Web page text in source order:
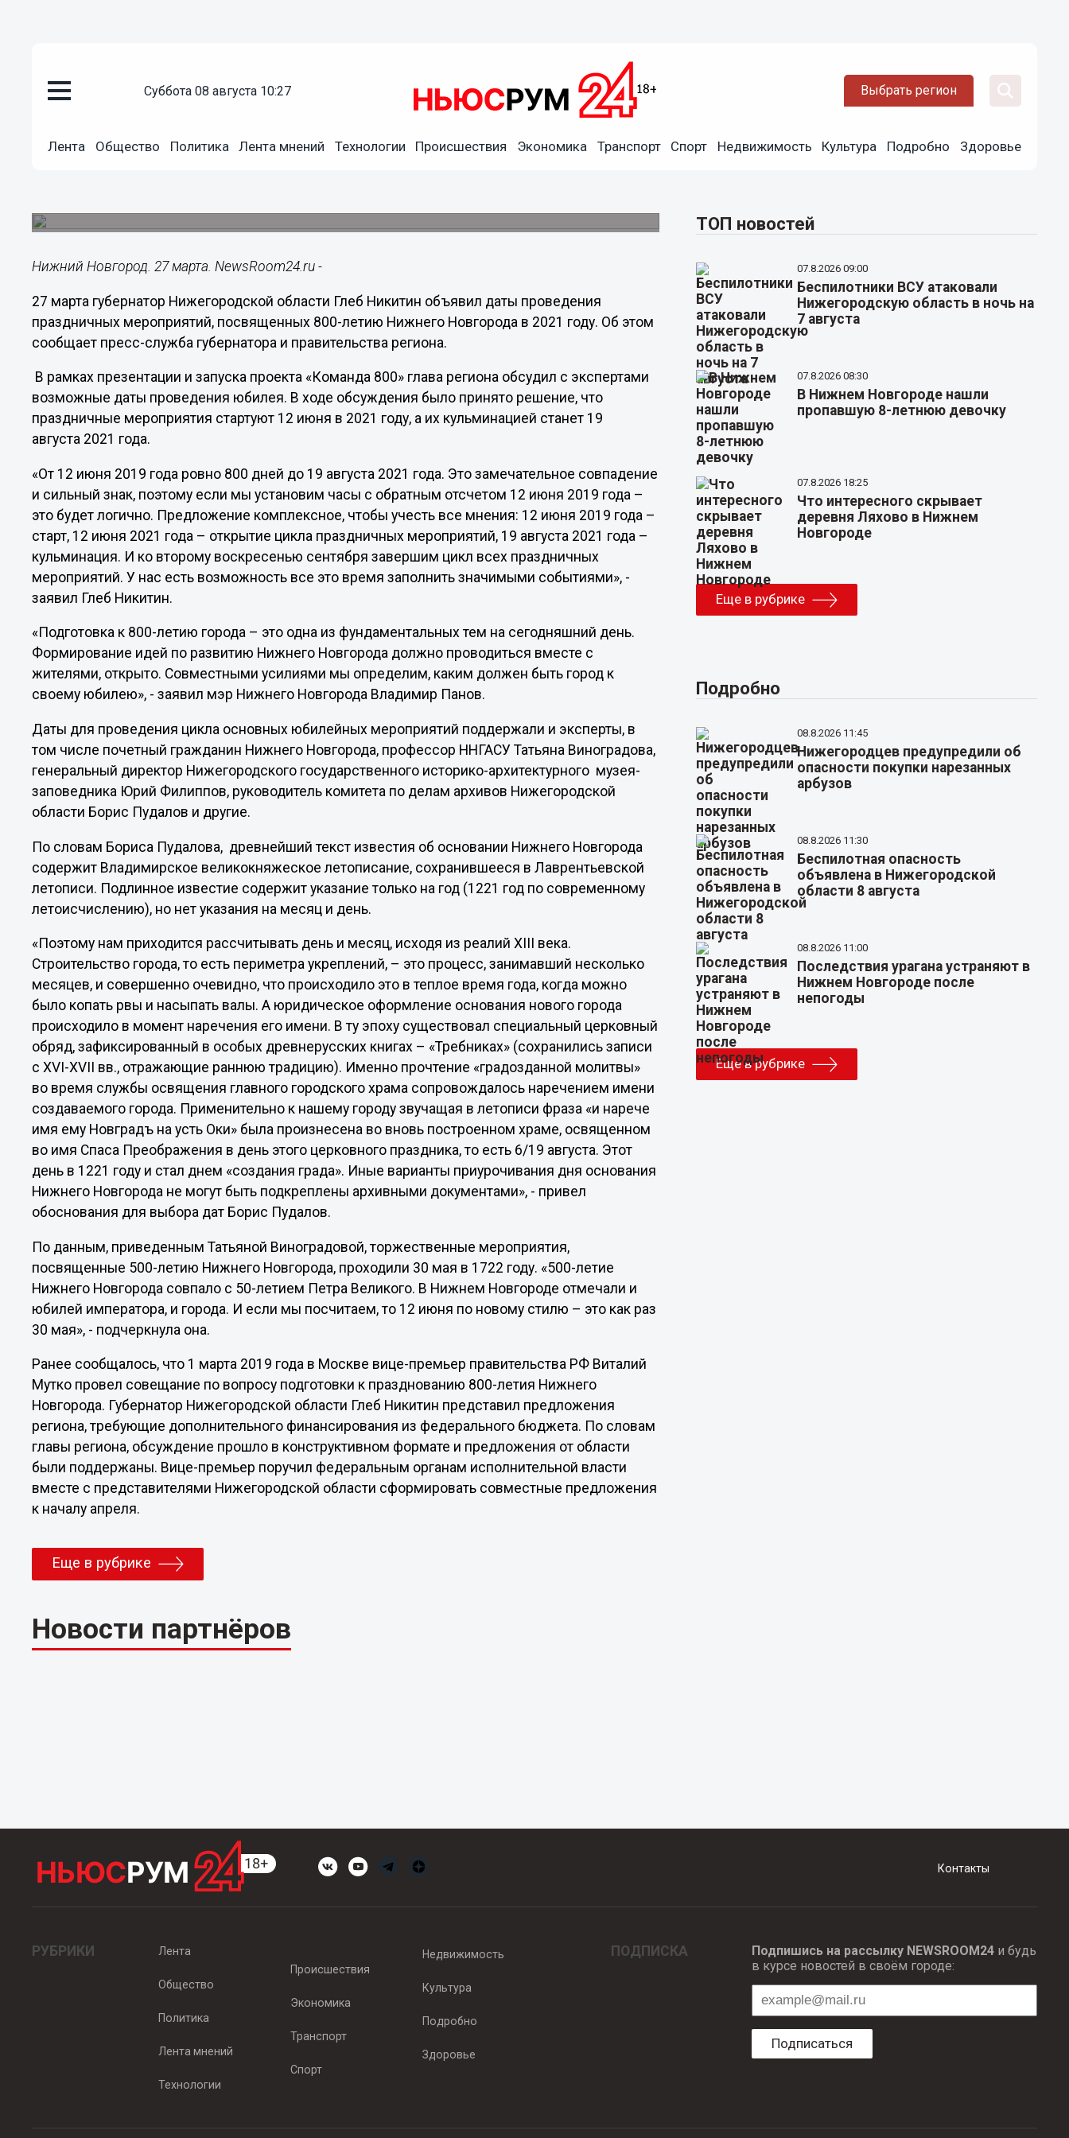
суббота 08 августа 10:27 Выбрать регион
Лента Общество Политика Лента мнений Технологии Происшествия Экономика Транспорт Спорт Недвижимость Культура Подробно Здоровье
Никитин объявил даты празднования 800-летия Нижнего
Нижний Новгород. 27 марта. NewsRoom24.ru -
27 марта губернатор Нижегородской области Глеб Никитин объявил даты проведения
праздничных мероприятий, посвященных 800-летию Нижнего Новгорода в 2021 году. Об этом
сообщает пресс-служба губернатора и правительства региона.
В рамках презентации и запуска проекта «Команда 800» глава региона обсудил с экспертами
возможные даты проведения юбилея. В ходе обсуждения было принято решение, что
праздничные мероприятия стартуют 12 июня в 2021 году, а их кульминацией станет 19
августа 2021 года.
«От 12 июня 2019 года ровно 800 дней до 19 августа 2021 года. Это замечательное совпадение
и сильный знак, поэтому если мы установим часы с обратным отсчетом 12 июня 2019 года –
это будет логично. Предложение комплексное, чтобы учесть все мнения: 12 июня 2019 года –
старт, 12 июня 2021 года – открытие цикла праздничных мероприятий, 19 августа 2021 года –
кульминация. И ко второму воскресенью сентября завершим цикл всех праздничных
мероприятий. У нас есть возможность все это время заполнить значимыми событиями», -
заявил Глеб Никитин.
«Подготовка к 800-летию города – это одна из фундаментальных тем на сегодняшний день.
Формирование идей по развитию Нижнего Новгорода должно проводиться вместе с
жителями, открыто. Совместными усилиями мы определим, каким должен быть город к
своему юбилею», - заявил мэр Нижнего Новгорода Владимир Панов.
Даты для проведения цикла основных юбилейных мероприятий поддержали и эксперты, в
том числе почетный гражданин Нижнего Новгорода, профессор ННГАСУ Татьяна Виноградова,
генеральный директор Нижегородского государственного историко-архитектурного музея-
заповедника Юрий Филиппов, руководитель комитета по делам архивов Нижегородской
области Борис Пудалов и другие.
По словам Бориса Пудалова, древнейший текст известия об основании Нижнего Новгорода
содержит Владимирское великокняжеское летописание, сохранившееся в Лаврентьевской
летописи. Подлинное известие содержит указание только на год (1221 год по современному
летоисчислению), но нет указания на месяц и день.
«Поэтому нам приходится рассчитывать день и месяц, исходя из реалий XIII века.
Строительство города, то есть периметра укреплений, – это процесс, занимавший несколько
месяцев, и совершенно очевидно, что происходило это в теплое время года, когда можно
было копать рвы и насыпать валы. А юридическое оформление основания нового города
происходило в момент наречения его имени. В ту эпоху существовал специальный церковный
обряд, зафиксированный в особых древнерусских книгах – «Требниках» (сохранились записи
с XVI-XVII вв., отражающие раннюю традицию). Именно прочтение «градозданной молитвы»
во время службы освящения главного городского храма сопровождалось наречением имени
создаваемого города. Применительно к нашему городу звучащая в летописи фраза «и нарече
имя ему Новградъ на усть Оки» была произнесена во вновь построенном храме, освященном
во имя Спаса Преображения в день этого церковного праздника, то есть 6/19 августа. Этот
день в 1221 году и стал днем «создания града». Иные варианты приурочивания дня основания
Нижнего Новгорода не могут быть подкреплены архивными документами», - привел
обоснования для выбора дат Борис Пудалов.
По данным, приведенным Татьяной Виноградовой, торжественные мероприятия,
посвященные 500-летию Нижнего Новгорода, проходили 30 мая в 1722 году. «500-летие
Нижнего Новгорода совпало с 50-летием Петра Великого. В Нижнем Новгороде отмечали и
юбилей императора, и города. И если мы посчитаем, то 12 июня по новому стилю – это как раз
30 мая», - подчеркнула она.
Ранее сообщалось, что 1 марта 2019 года в Москве вице-премьер правительства РФ Виталий
Мутко провел совещание по вопросу подготовки к празднованию 800-летия Нижнего
Новгорода. Губернатор Нижегородской области Глеб Никитин представил предложения
региона, требующие дополнительного финансирования из федерального бюджета. По словам
главы региона, обсуждение прошло в конструктивном формате и предложения от области
были поддержаны. Вице-премьер поручил федеральным органам исполнительной власти
вместе с представителями Нижегородской области сформировать совместные предложения
к началу апреля.
Еще в рубрике
Новости партнёров
ТОП новостей
07.8.2026 09:00
Беспилотники ВСУ атаковали
Нижегородскую область в ночь на
7 августа
07.8.2026 08:30
В Нижнем Новгороде нашли
пропавшую 8-летнюю девочку
07.8.2026 18:25
Что интересного скрывает
деревня Ляхово в Нижнем
Новгороде
Еще в рубрике
Подробно
08.8.2026 11:45
Нижегородцев предупредили об
опасности покупки нарезанных
арбузов
08.8.2026 11:30
Беспилотная опасность
объявлена в Нижегородской
области 8 августа
08.8.2026 11:00
Последствия урагана устраняют в
Нижнем Новгороде после
непогоды
Еще в рубрике
Контакты
РУБРИКИ Лента
Общество
Политика
Лента мнений
Технологии
Происшествия
Экономика
Транспорт
Спорт
Недвижимость
Культура
Подробно
Здоровье
ПОДПИСКА Подпишись на рассылку NEWSROOM24и будь
в курсе новостей в своём городе:
Подписаться